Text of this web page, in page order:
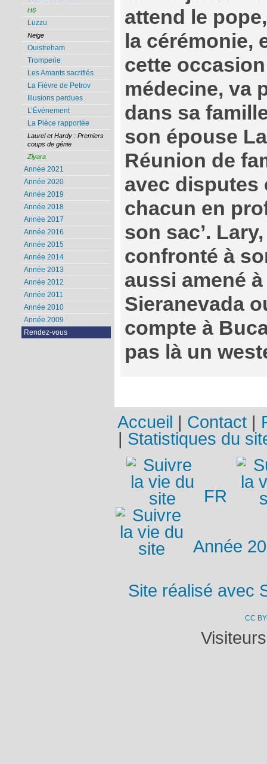
attend le
la cérémonie,
cette
médecine, va
dans sa
son épouse
Réunion de
avec disputes
chacun en
son sac’.
confronté à
aussi amené
Sieranevada
compte à
pas là un
H6
Luzzu
Neige
Ouistreham
Tromperie
Les Amants sacrifiés
La Fièvre de Petrov
Illusions perdues
L’Événement
La Pièce rapportée
Laurel et Hardy : Premiers
coups de génie
Ziyara
Année 2021
Année 2020
Année 2019
Année 2018
Année 2017
Année 2016
Année 2015
Année 2014
Année 2013
Année 2012
Année 2011
Année 2010
Année 2009
Rendez-vous
Accueil Contact
Statistiques du
FR
Année
Site réalisé avec
CC